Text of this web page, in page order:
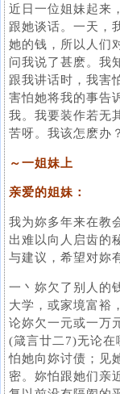
近日一位姐妹起来
跟她谈话。一天，
她的钱，所以人们
问我说了甚麽。我
跟我讲话时，我害
害怕她将我的事告
我。我要装作若无
苦呀。我该怎麽办？
～一姐妹上
亲爱的姐妹：
我为妳多年来在教
出难以向人启齿的
与建议，希望对妳
一丶妳欠了别人的
大学，或家境富裕
论妳欠一元或一万
(箴言廿二7)无论在
怕她向妳讨债；见
密。妳怕跟她们亲